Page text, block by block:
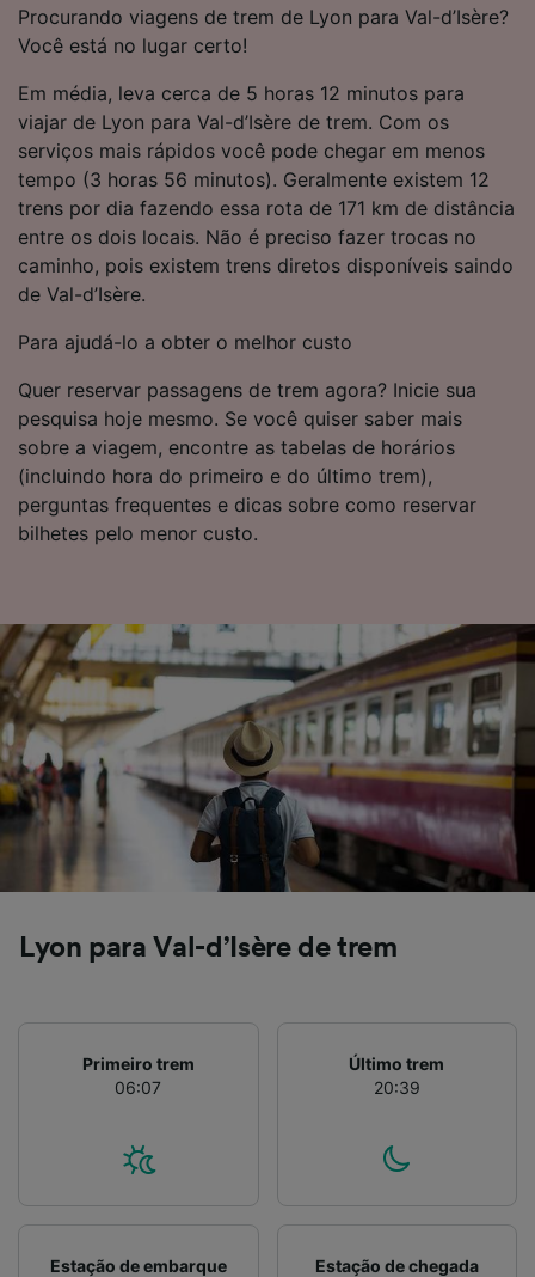
Procurando viagens de trem de Lyon para Val-d’Isère?
Você está no lugar certo!
Em média, leva cerca de 5 horas 12 minutos para
viajar de Lyon para Val-d’Isère de trem. Com os
serviços mais rápidos você pode chegar em menos
tempo (3 horas 56 minutos). Geralmente existem 12
trens por dia fazendo essa rota de 171 km de distância
entre os dois locais. Não é preciso fazer trocas no
caminho, pois existem trens diretos disponíveis saindo
de Val-d’Isère.
Para ajudá-lo a obter o melhor custo
Quer reservar passagens de trem agora? Inicie sua
pesquisa hoje mesmo. Se você quiser saber mais
sobre a viagem, encontre as tabelas de horários
(incluindo hora do primeiro e do último trem),
perguntas frequentes e dicas sobre como reservar
bilhetes pelo menor custo.
Lyon para Val-d’Isère de trem
Primeiro trem
06:07
Último trem
20:39
Estação de embarque
Estação de chegada
Nós e nossos parceiros processamos os
Usar dados exatos de geolocalização.
Verificar ativamente as características do
dispositivo para identificação. Armazenar e/ou
acessar informações em um dispositivo.
Publicidade e conteúdo personalizados,
medição de publicidade e conteúdo, pesquisa
de público e desenvolvimento de serviços..
Lista de parceiros (fornecedores)